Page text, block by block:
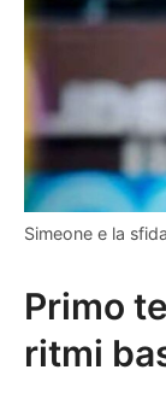
Simeone e la
Primo
ritmi